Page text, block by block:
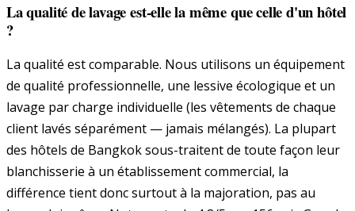
La qualité de lavage est-elle la même que celle d'un hôtel
?
La qualité est comparable. Nous utilisons un équipement
de qualité professionnelle, une lessive écologique et un
lavage par charge individuelle (les vêtements de chaque
client lavés séparément — jamais mélangés). La plupart
des hôtels de Bangkok sous-traitent de toute façon leur
blanchisserie à un établissement commercial, la
différence tient donc surtout à la majoration, pas au